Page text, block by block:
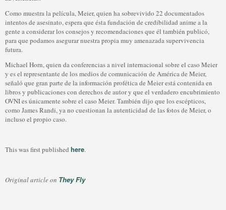
Como muestra la película, Meier, quien ha sobrevivido 22 documentados
intentos de asesinato, espera que ésta fundación de credibilidad anime a la
gente a considerar los consejos y recomendaciones que él también publicó,
para que podamos asegurar nuestra propia muy amenazada supervivencia
futura.
Michael Horn, quien da conferencias a nivel internacional sobre el caso Meier
y es el representante de los medios de comunicación de América de Meier,
señaló que gran parte de la información profética de Meier está contenida en
libros y publicaciones con derechos de autor y que el verdadero encubrimiento
OVNI es únicamente sobre el caso Meier. También dijo que los escépticos,
como James Randi, ya no cuestionan la autenticidad de las fotos de Meier, o
incluso el propio caso.
This was first published here.
Original article on They Fly